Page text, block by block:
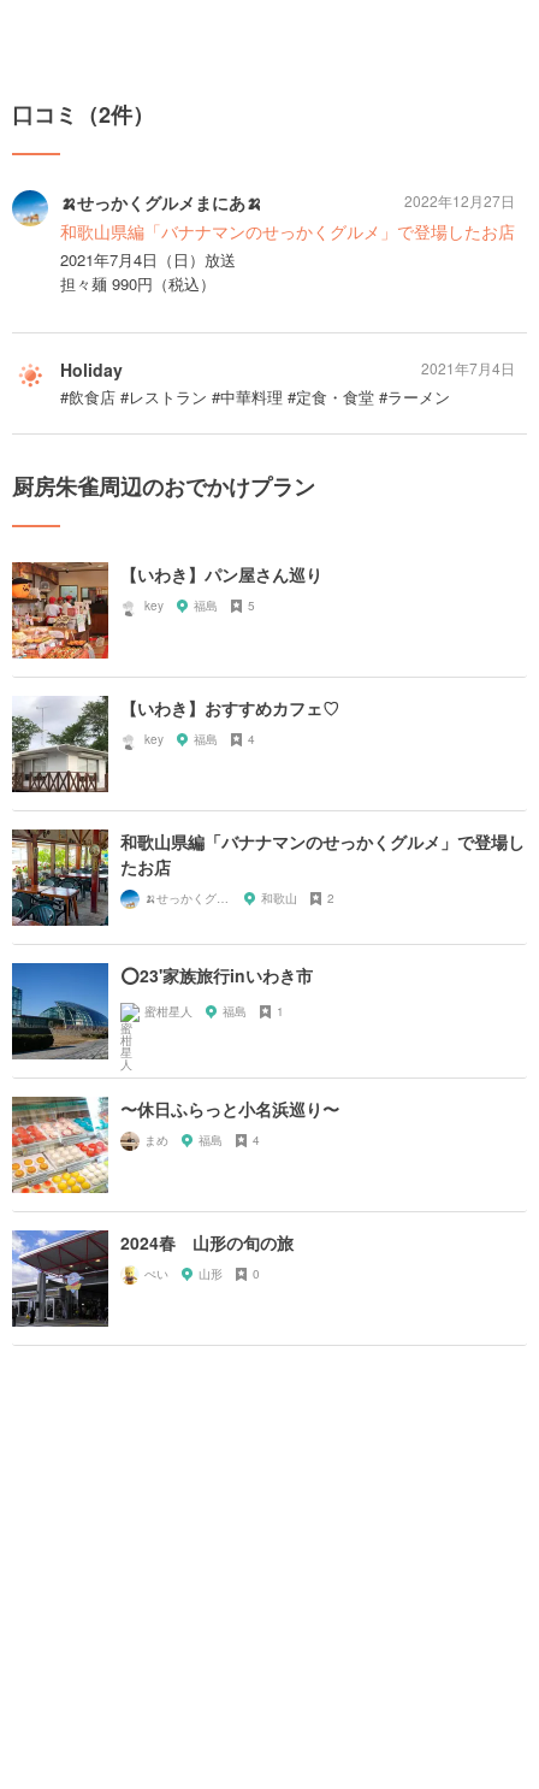
口コミ（2件）
🍌せっかくグルメまにあ🍌
和歌山県編「バナナマンのせっかくグルメ」で登場したお店
2021年7月4日（日）放送
担々麺 990円（税込）
2022年12月27日
Holiday
#飲食店 #レストラン #中華料理 #定食・食堂 #ラーメン
2021年7月4日
厨房朱雀周辺のおでかけプラン
【いわき】パン屋さん巡り
key 福島 5
【いわき】おすすめカフェ♡
key 福島 4
和歌山県編「バナナマンのせっかくグルメ」で登場し
たお店
和歌山 2
⭕️23'家族旅行inいわき市
蜜柑星人 福島 1
〜休日ふらっと小名浜巡り〜
まめ 福島 4
2024春 山形の旬の旅
ぺい 山形 0